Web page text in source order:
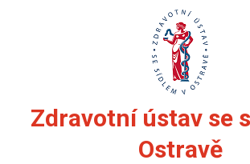
Zdravotní ústav se
Ostravě